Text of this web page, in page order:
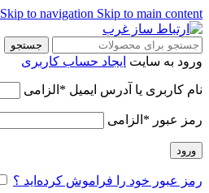
Skip to navigation Skip to main content
جستجو
ورود به سایت ایجاد حساب کاربری
نام کاربری یا آدرس ایمیل * الزامی
رمز عبور * الزامی
ورود
رمز عبور خود را فراموش کرده‌اید ؟